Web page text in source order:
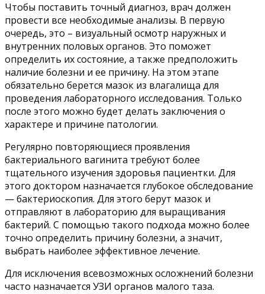
Чтобы поставить точный диагноз, врач должен
провести все необходимые анализы. В первую
очередь, это – визуальный осмотр наружных и
внутренних половых органов. Это поможет
определить их состояние, а также предположить
наличие болезни и ее причину. На этом этапе
обязательно берется мазок из влагалища для
проведения лабораторного исследования. Только
после этого можно будет делать заключения о
характере и причине патологии.
Регулярно повторяющиеся проявления
бактериального вагинита требуют более
тщательного изучения здоровья пациентки. Для
этого доктором назначается глубокое обследование
— бактериоскопия. Для этого берут мазок и
отправляют в лабораторию для выращивания
бактерий. С помощью такого подхода можно более
точно определить причину болезни, а значит,
выбрать наиболее эффективное лечение.
Для исключения всевозможных осложнений болезни
часто назначается УЗИ органов малого таза.